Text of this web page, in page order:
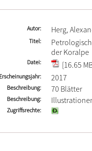
Autor Herg,
Titel
der Koralpe
Datei [16.65
Erscheinungsjahr 2017
Beschreibung 70 Blätter
Beschreibung
Zugriffsrechte